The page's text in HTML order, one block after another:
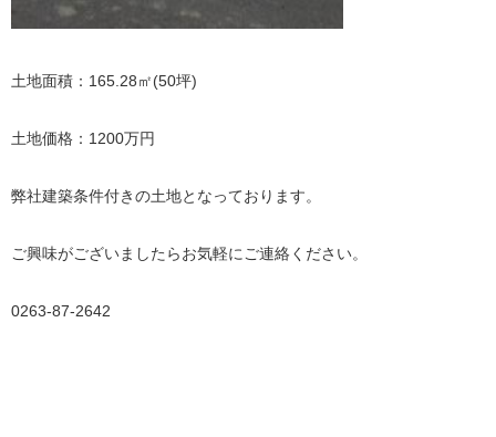
土地面積：165.28㎡(50坪)
土地価格：1200万円
弊社建築条件付きの土地となっております。
ご興味がございましたらお気軽にご連絡ください。
0263-87-2642